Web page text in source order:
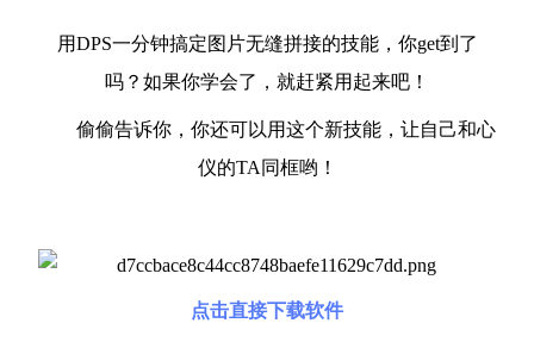
用DPS一分钟搞定图片无缝拼接的技能，你get到了
吗？如果你学会了，就赶紧用起来吧！
偷偷告诉你，你还可以用这个新技能，让自己和心
仪的TA同框哟！
点击直接下载软件